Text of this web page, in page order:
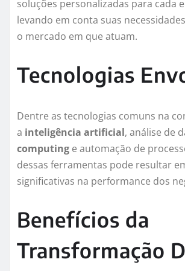
soluções personalizadas para cada
levando em conta suas
o mercado em que atuam.
Tecnologias
Dentre as tecnologias comuns na
a inteligência artificial, análise de
computing e automação de
dessas ferramentas pode resultar
significativas na performance dos
Benefícios da
Transformação